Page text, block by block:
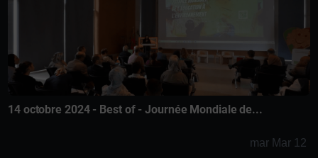
14 octobre 2024 - Best of - Journée Mondiale de...
mar Mar 12